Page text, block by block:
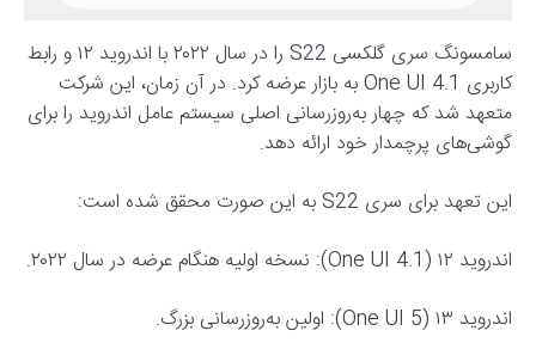
سامسونگ سری گلکسی S22 را در سال ۲۰۲۲ با اندروید ۱۲ و رابط
کاربری One UI 4.1 به بازار عرضه کرد. در آن زمان، این شرکت
متعهد شد که چهار به‌روزرسانی اصلی سیستم عامل اندروید را برای
گوشی‌های پرچمدار خود ارائه دهد.
این تعهد برای سری S22 به این صورت محقق شده است:
اندروید ۱۲ (One UI 4.1): نسخه اولیه هنگام عرضه در سال ۲۰۲۲.
اندروید ۱۳ (One UI 5): اولین به‌روزرسانی بزرگ.